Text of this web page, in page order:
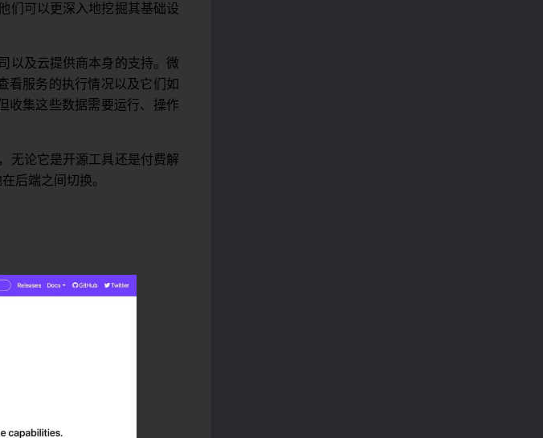
们可以更深入地挖掘其基础设
以及云提供商本身的支持。微
看服务的执行情况以及它们如
收集这些数据需要运行、操作
无论它是开源工具还是付费解
后端之间切换。